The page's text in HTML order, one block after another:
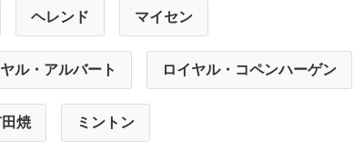
ヘレンド マイセン
ル・アルバート ロイヤル・コペンハーゲン
焼 ミントン